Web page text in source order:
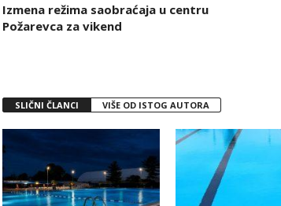
Izmena režima saobraćaja u centru
Požarevca za vikend
SLIČNI ČLANCI VIŠE OD ISTOG AUTORA